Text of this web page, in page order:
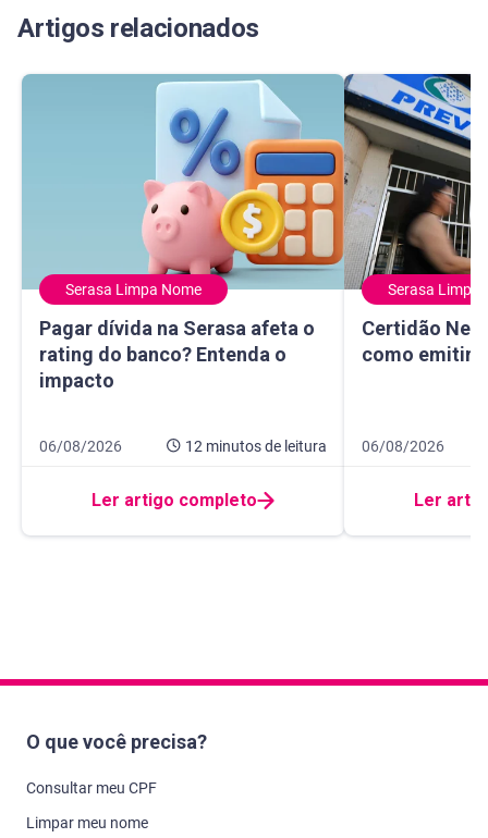
Artigos relacionados
Serasa Limpa Nome
Pagar dívida na Serasa afeta o
rating do banco? Entenda o
impacto
Pagar dívida na Serasa afeta o rating do banco? Entenda
Data de publicação 6 de agosto de 2026
06/08/2026 12 minutosde leitura
12 minutos de leitura
Ler artigo completo
Serasa Limpa
Certidão
como emitir
Certidão
Data de
06/08/2026
8 minutos de
Ler
O que você precisa?
Consultar meu CPF
Limpar meu nome